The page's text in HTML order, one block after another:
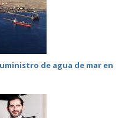
de agua de mar en